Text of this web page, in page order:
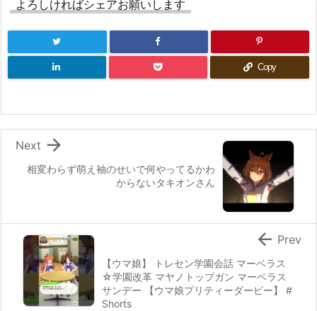
よろしければシェアお願いします
Copy
相変わらず萌え袖のせいで何やってるかわ
からないタキオンさん

Next
【ウマ娘】 トレセン学園会話 マーベラス
☆学園改革 マヤノトップガン マーベラス
サンデー 【ウマ娘プリティーダービー】 #
Shorts
 Prev